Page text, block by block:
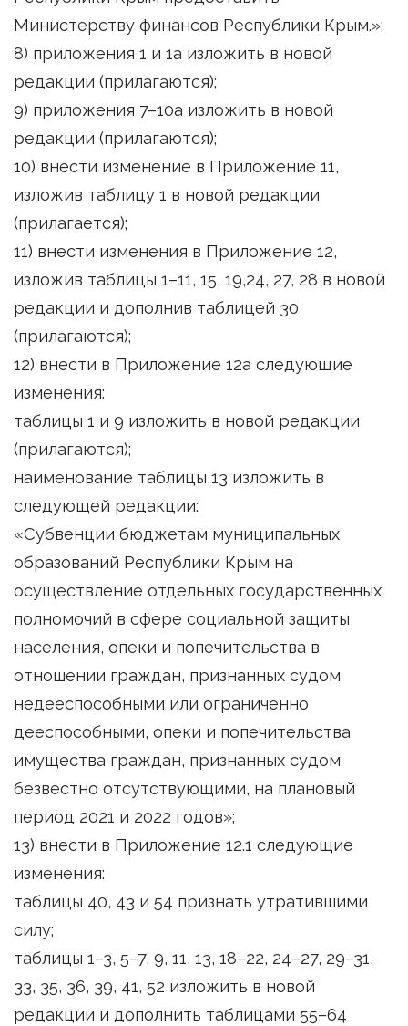
Министерству финансов Республики Крым.»;
8) приложения 1 и 1а изложить в новой
редакции (прилагаются);
9) приложения 7–10а изложить в новой
редакции (прилагаются);
10) внести изменение в Приложение 11,
изложив таблицу 1 в новой редакции
(прилагается);
11) внести изменения в Приложение 12,
изложив таблицы 1–11, 15, 19,24, 27, 28 в новой
редакции и дополнив таблицей 30
(прилагаются);
12) внести в Приложение 12а следующие
изменения:
таблицы 1 и 9 изложить в новой редакции
(прилагаются);
наименование таблицы 13 изложить в
следующей редакции:
«Субвенции бюджетам муниципальных
образований Республики Крым на
осуществление отдельных государственных
полномочий в сфере социальной защиты
населения, опеки и попечительства в
отношении граждан, признанных судом
недееспособными или ограниченно
дееспособными, опеки и попечительства
имущества граждан, признанных судом
безвестно отсутствующими, на плановый
период 2021 и 2022 годов»;
13) внести в Приложение 12.1 следующие
изменения:
таблицы 40, 43 и 54 признать утратившими
силу;
таблицы 1–3, 5–7, 9, 11, 13, 18–22, 24–27, 29–31,
33, 35, 36, 39, 41, 52 изложить в новой
редакции и дополнить таблицами 55–64